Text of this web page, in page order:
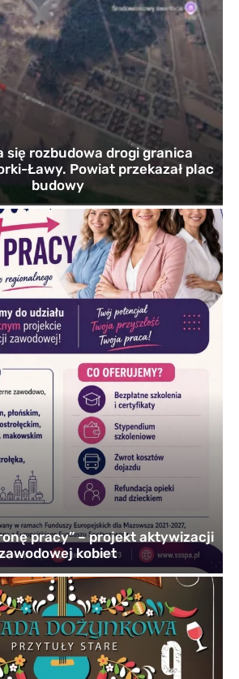
się rozbudowa drogi granica
Ławy. Powiat przekazał plac
budowy
pracy” – projekt aktywizacji
kobiet